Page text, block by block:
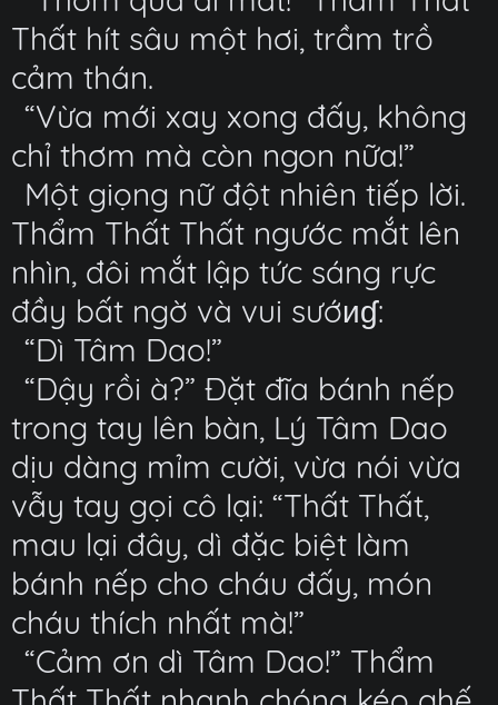
Thất hít sâu một hơi, trầm trồ
cảm thán.
“Vừa mới xay xong đấy, không
chỉ thơm mà còn ngon nữa!”
Một giọng nữ đột nhiên tiếp lời.
Thẩm Thất Thất ngước mắt lên
nhìn, đôi mắt lập tức sáng rực
đầy bất ngờ và vui sướиɠ:
“Dì Tâm Dao!”
“Dậy rồi à?” Đặt đĩa bánh nếp
trong tay lên bàn, Lý Tâm Dao
dịu dàng mỉm cười, vừa nói vừa
vẫy tay gọi cô lại: “Thất Thất,
mau lại đây, dì đặc biệt làm
bánh nếp cho cháu đấy, món
cháu thích nhất mà!”
“Cảm ơn dì Tâm Dao!” Thẩm